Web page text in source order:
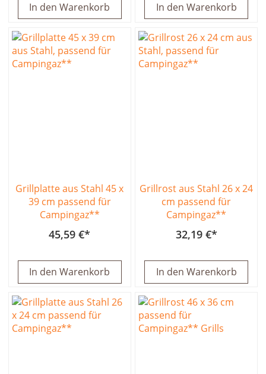
In den Warenkorb In den Warenkorb
Grillplatte aus Stahl 45 x
39 cm passend für
Campingaz**
45,59 €
In den Warenkorb
Grillrost aus Stahl 26 x 24
cm passend für
Campingaz**
32,19 €
In den Warenkorb